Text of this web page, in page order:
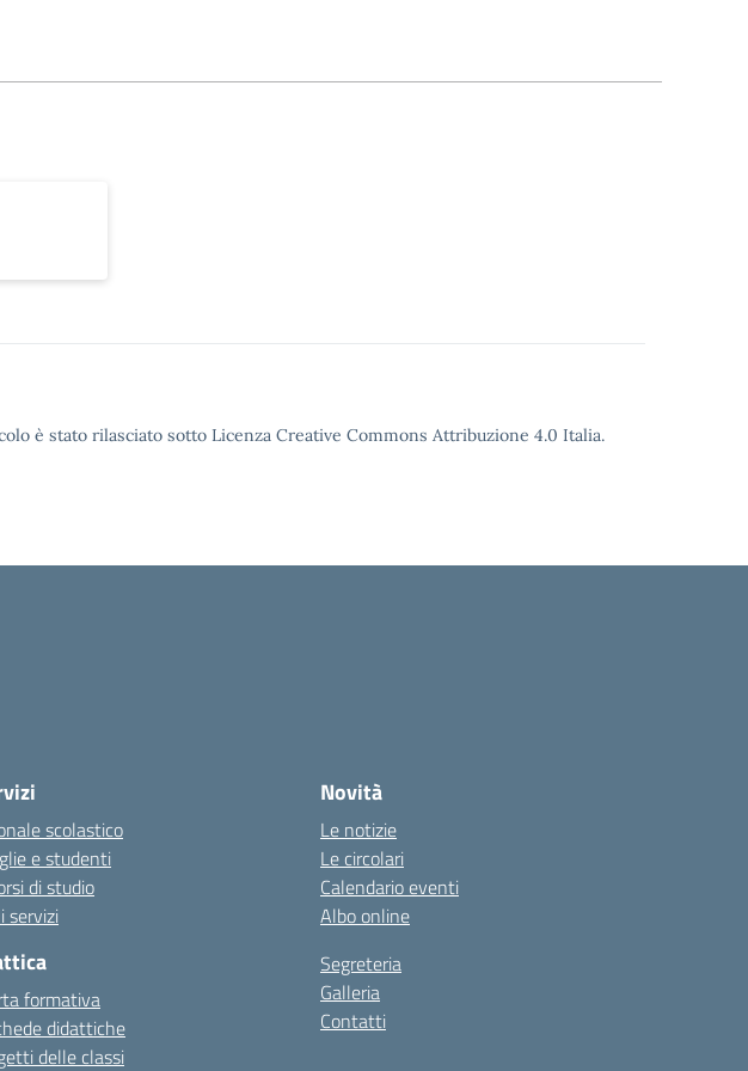
è stato rilasciato sotto Licenza Creative Commons Attribuzione 4.0 Italia.
scolastico
e studenti
di studio
servizi
formativa
didattiche
delle classi
Novità
Le notizie
Le circolari
Calendario eventi
Albo online
Segreteria
Galleria
Contatti